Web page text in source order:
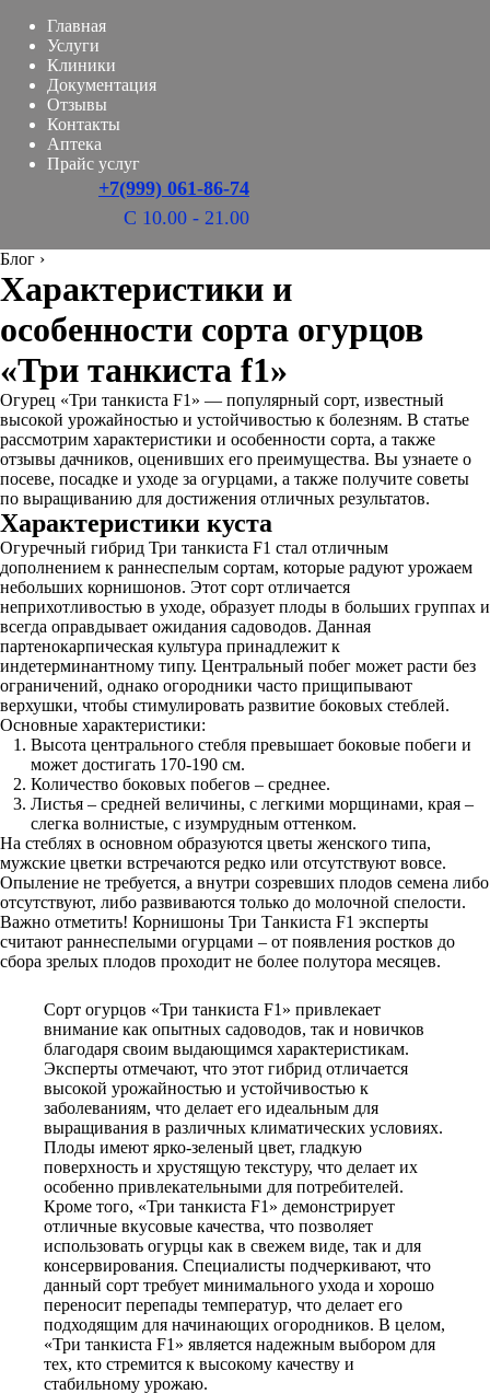
Главная
Услуги
Клиники
Документация
Отзывы
Контакты
Аптека
Прайс услуг
+7(999) 061-86-74
С 10.00 - 21.00
Блог ›
Характеристики и
особенности сорта огурцов
«Три танкиста f1»
Огурец «Три танкиста F1» — популярный сорт, известный
высокой урожайностью и устойчивостью к болезням. В статье
рассмотрим характеристики и особенности сорта, а также
отзывы дачников, оценивших его преимущества. Вы узнаете о
посеве, посадке и уходе за огурцами, а также получите советы
по выращиванию для достижения отличных результатов.
Характеристики куста
Огуречный гибрид Три танкиста F1 стал отличным
дополнением к раннеспелым сортам, которые радуют урожаем
небольших корнишонов. Этот сорт отличается
неприхотливостью в уходе, образует плоды в больших группах и
всегда оправдывает ожидания садоводов. Данная
партенокарпическая культура принадлежит к
индетерминантному типу. Центральный побег может расти без
ограничений, однако огородники часто прищипывают
верхушки, чтобы стимулировать развитие боковых стеблей.
Основные характеристики:
Высота центрального стебля превышает боковые побеги и
может достигать 170-190 см.
Количество боковых побегов – среднее.
Листья – средней величины, с легкими морщинами, края –
слегка волнистые, с изумрудным оттенком.
На стеблях в основном образуются цветы женского типа,
мужские цветки встречаются редко или отсутствуют вовсе.
Опыление не требуется, а внутри созревших плодов семена либо
отсутствуют, либо развиваются только до молочной спелости.
Важно отметить! Корнишоны Три Танкиста F1 эксперты
считают раннеспелыми огурцами – от появления ростков до
сбора зрелых плодов проходит не более полутора месяцев.
Сорт огурцов «Три танкиста F1» привлекает
внимание как опытных садоводов, так и новичков
благодаря своим выдающимся характеристикам.
Эксперты отмечают, что этот гибрид отличается
высокой урожайностью и устойчивостью к
заболеваниям, что делает его идеальным для
выращивания в различных климатических условиях.
Плоды имеют ярко-зеленый цвет, гладкую
поверхность и хрустящую текстуру, что делает их
особенно привлекательными для потребителей.
Кроме того, «Три танкиста F1» демонстрирует
отличные вкусовые качества, что позволяет
использовать огурцы как в свежем виде, так и для
консервирования. Специалисты подчеркивают, что
данный сорт требует минимального ухода и хорошо
переносит перепады температур, что делает его
подходящим для начинающих огородников. В целом,
«Три танкиста F1» является надежным выбором для
тех, кто стремится к высокому качеству и
стабильному урожаю.